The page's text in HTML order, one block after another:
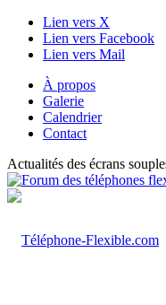
Lien vers X
Lien vers Facebook
Lien vers Mail
À propos
Galerie
Calendrier
Contact
Actualités des écrans